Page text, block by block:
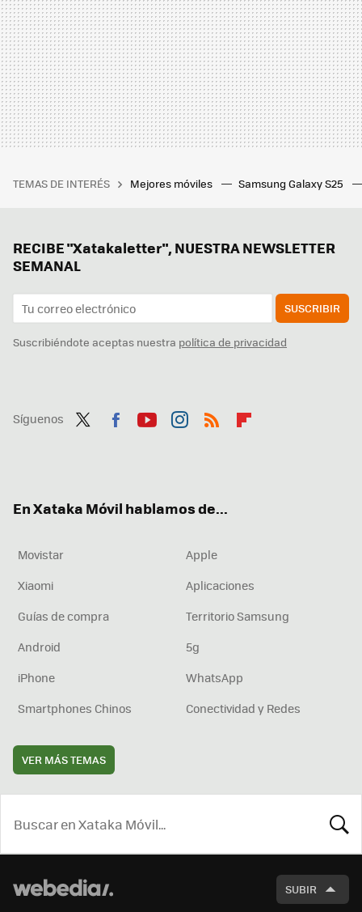
TEMAS DE INTERÉS Mejores móviles Samsung Galaxy S25
RECIBE "Xatakaletter", NUESTRA NEWSLETTER
SEMANAL
SUSCRIBIR
Suscribiéndote aceptas nuestra política de privacidad
Síguenos
En Xataka Móvil hablamos de...
Movistar
Apple
Xiaomi
Aplicaciones
Guías de compra
Territorio Samsung
Android
5g
iPhone
WhatsApp
Smartphones Chinos
Conectividad y Redes
VER MÁS TEMAS
SUBIR